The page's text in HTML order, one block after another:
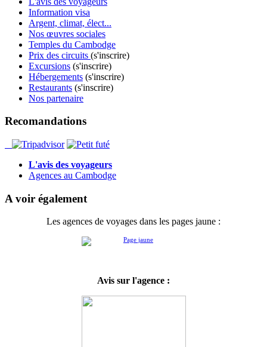
Information visa
Argent, climat, élect...
Nos œuvres sociales
Temples du Cambodge
Prix des circuits (s'inscrire)
Excursions (s'inscrire)
Hébergements (s'inscrire)
Restaurants (s'inscrire)
Nos partenaire
Recomandations
L'avis des voyageurs
Agences au Cambodge
A voir également
Les agences de voyages dans les pages jaune :
Avis sur l'agence :